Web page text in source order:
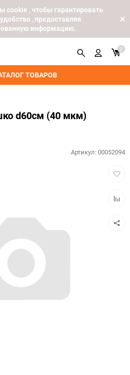
cookie , чтобы гарантировать
, предоставляя
информацию.
ТОВАРОВ
0
d60см (40 мкм)
Артикул:00052094